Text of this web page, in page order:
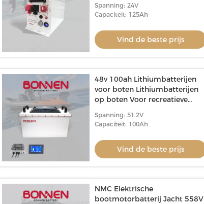
Spanning: 24V
Capaciteit: 125Ah
Vind de beste prijs
48v 100ah Lithiumbatterijen
voor boten Lithiumbatterijen
op boten Voor recreatieve
Spanning: 51.2V
Capaciteit: 100Ah
Vind de beste prijs
NMC Elektrische
bootmotorbatterij Jacht 558V